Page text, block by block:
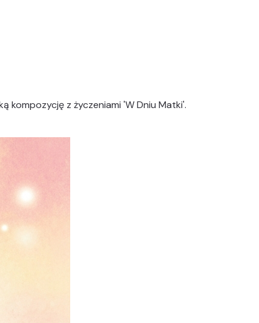
kompozycję z życzeniami 'W Dniu Matki'.